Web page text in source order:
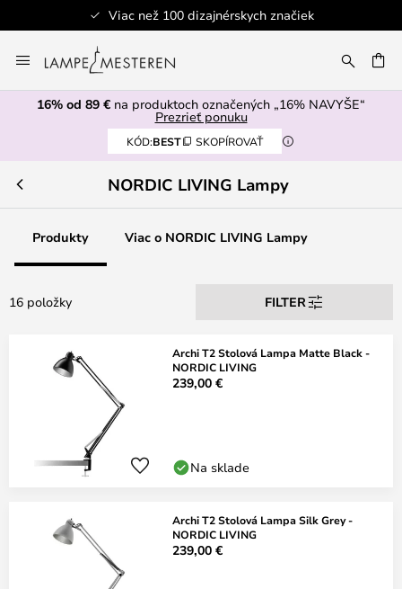
Viac než 100 dizajnérskych značiek
to
Content
16% od 89 € na produktoch označených „16% NAVYŠE“
Prezrieť ponuku
KÓD:BEST SKOPÍROVAŤ
NORDIC LIVING Lampy
Produkty Viac o NORDIC LIVING Lampy
16 položky FILTER
Archi T2 Stolová Lampa Matte Black -
NORDIC LIVING
239,00 €
Na sklade
Archi T2 Stolová Lampa Silk Grey -
NORDIC LIVING
239,00 €